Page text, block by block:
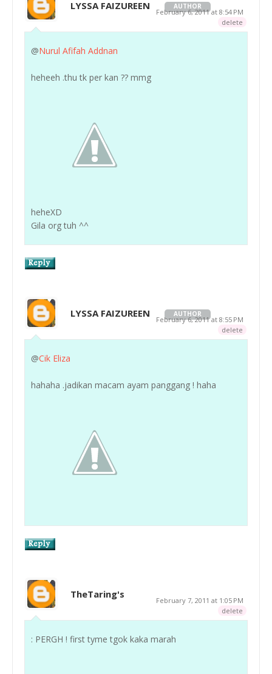
LYSSA FAIZUREEN AUTHOR
February 6, 2011 at 8:54 PM
delete
@Nurul Afifah Addnan
heheeh .thu tk per kan ?? mmg
heheXD
Gila org tuh ^^
LYSSA FAIZUREEN AUTHOR
February 6, 2011 at 8:55 PM
delete
@Cik Eliza
hahaha .jadikan macam ayam panggang ! haha
TheTaring's
February 7, 2011 at 1:05 PM
delete
: PERGH ! first tyme tgok kaka marah